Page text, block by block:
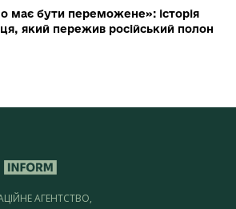
має бути переможене»: історія
який пережив російський полон
АГЕНТСТВО,